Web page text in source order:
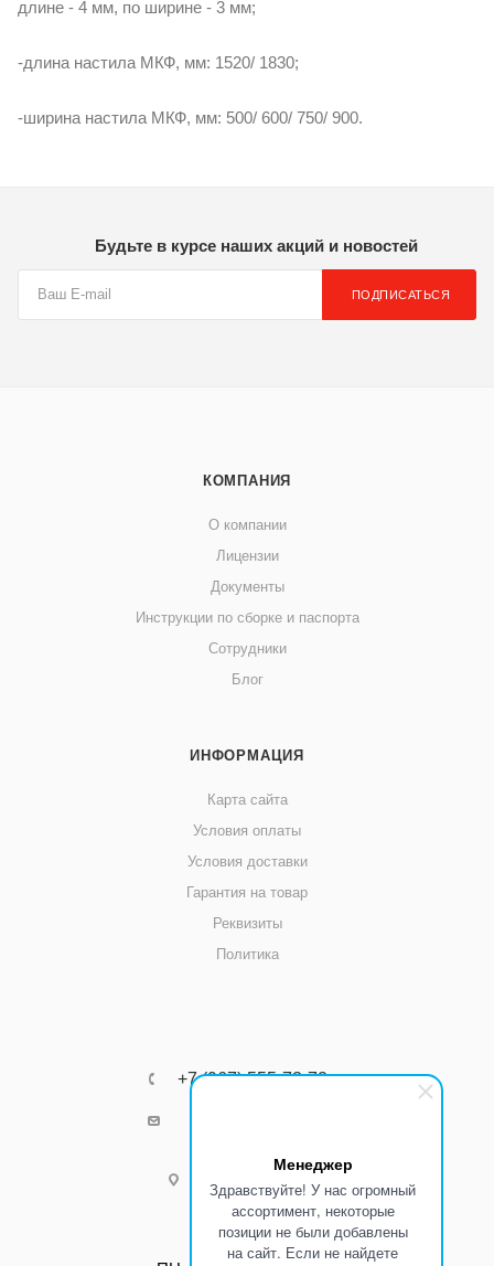
Менеджер
Здравствуйте! У нас огромный
ассортимент, некоторые
позиции не были добавлены
на сайт. Если не найдете
длине - 4 мм, по ширине - 3 мм;
-длина настила МКФ, мм: 1520/ 1830;
-ширина настила МКФ, мм: 500/ 600/ 750/ 900.
Будьте в курсе наших акций и новостей
ПОДПИСАТЬСЯ
КОМПАНИЯ
О компании
Лицензии
Документы
Инструкции по сборке и паспорта
Сотрудники
Блог
ИНФОРМАЦИЯ
Карта сайта
Условия оплаты
Условия доставки
Гарантия на товар
Реквизиты
Политика
+7 (967) 555-73-72
г.Ростов-на-Дону
Режим работы: